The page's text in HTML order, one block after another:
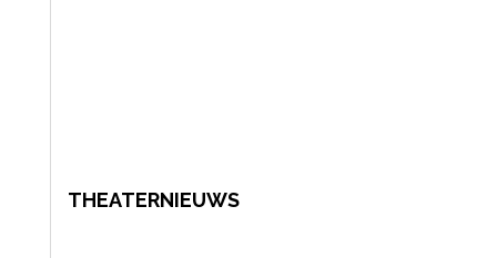
THEATERNIEUWS